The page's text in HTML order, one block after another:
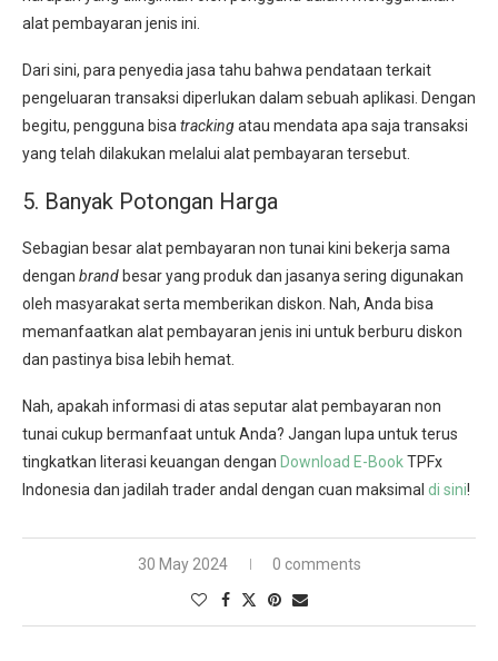
alat pembayaran jenis ini.
Dari sini, para penyedia jasa tahu bahwa pendataan terkait
pengeluaran transaksi diperlukan dalam sebuah aplikasi. Dengan
begitu, pengguna bisa trackingatau mendata apa saja transaksi
yang telah dilakukan melalui alat pembayaran tersebut.
5. Banyak Potongan Harga
Sebagian besar alat pembayaran non tunai kini bekerja sama
dengan brand besar yang produk dan jasanya sering digunakan
oleh masyarakat serta memberikan diskon. Nah, Anda bisa
memanfaatkan alat pembayaran jenis ini untuk berburu diskon
dan pastinya bisa lebih hemat.
Nah, apakah informasi di atas seputar alat pembayaran non
tunai cukup bermanfaat untuk Anda? Jangan lupa untuk terus
tingkatkan literasi keuangan dengan Download E-BookTPFx
Indonesia dan jadilah trader andal dengan cuan maksimal di sini!
30 May 2024 0 comments